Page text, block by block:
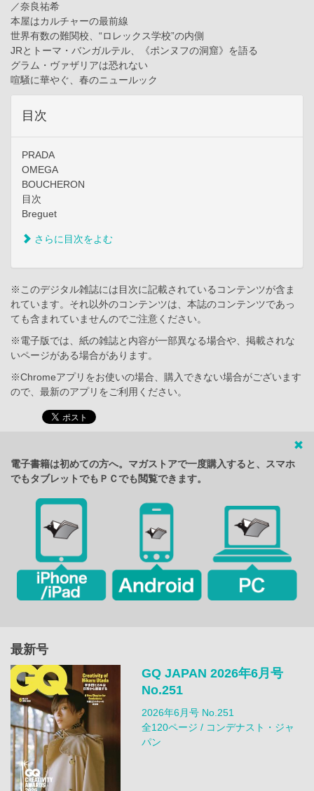
／奈良祐希
本屋はカルチャーの最前線
世界有数の難関校、“ロレックス学校”の内側
JRとトーマ・バンガルテル、《ポンヌフの洞窟》を語る
グラム・ヴァザリアは恐れない
喧騒に華やぐ、春のニュールック
目次
PRADA
OMEGA
BOUCHERON
目次
Breguet
さらに目次をよむ
※このデジタル雑誌には目次に記載されているコンテンツが含ま
れています。それ以外のコンテンツは、本誌のコンテンツであっ
ても含まれていませんのでご注意ください。
※電子版では、紙の雑誌と内容が一部異なる場合や、掲載されな
いページがある場合があります。
※Chromeアプリをお使いの場合、購入できない場合がございます
ので、最新のアプリをご利用ください。
電子書籍は初めての方へ。マガストアで一度購入すると、スマホ
でもタブレットでもＰＣでも閲覧できます。
最新号
GQ JAPAN 2026年6月号
No.251
2026年6月号 No.251
全120ページ / コンデナスト・ジャ
パン